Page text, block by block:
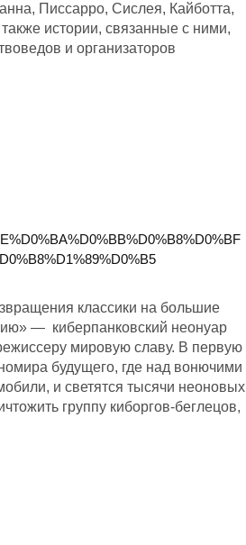
Писсарро, Сислея, Кайботта,
истории, связанные с ними,
и организаторов
классики на большие
— киберпанковский неонуар
мировую славу. В первую
будущего, где над вонючими
и светятся тысячи неоновых
группу киборгов-беглецов,